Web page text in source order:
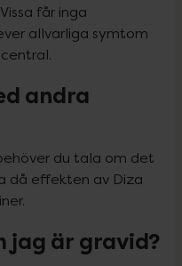
får inga
allvarliga symtom
andra
du tala om det
då effekten av Diza
jag är gravid?